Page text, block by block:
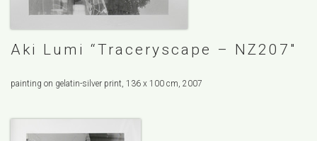
Aki Lumi “Traceryscape – NZ207″
painting on gelatin-silver print, 136 x 100 cm, 2007